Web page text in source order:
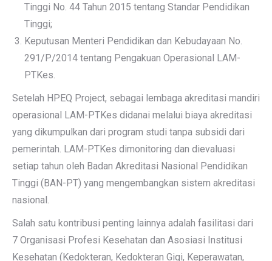
Tinggi No. 44 Tahun 2015 tentang Standar Pendidikan
Tinggi;
Keputusan Menteri Pendidikan dan Kebudayaan No.
291/P/2014 tentang Pengakuan Operasional LAM-
PTKes.
Setelah HPEQ Project, sebagai lembaga akreditasi mandiri
operasional LAM-PTKes didanai melalui biaya akreditasi
yang dikumpulkan dari program studi tanpa subsidi dari
pemerintah. LAM-PTKes dimonitoring dan dievaluasi
setiap tahun oleh Badan Akreditasi Nasional Pendidikan
Tinggi (BAN-PT) yang mengembangkan sistem akreditasi
nasional.
Salah satu kontribusi penting lainnya adalah fasilitasi dari
7 Organisasi Profesi Kesehatan dan Asosiasi Institusi
Kesehatan (Kedokteran, Kedokteran Gigi, Keperawatan,